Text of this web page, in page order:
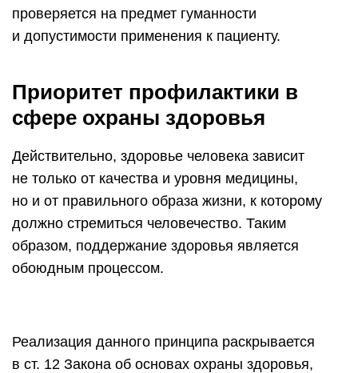
проверяется на предмет гуманности
и допустимости применения к пациенту.
Приоритет профилактики в
сфере охраны здоровья
Действительно, здоровье человека зависит
не только от качества и уровня медицины,
но и от правильного образа жизни, к которому
должно стремиться человечество. Таким
образом, поддержание здоровья является
обоюдным процессом.
Реализация данного принципа раскрывается
в ст. 12 Закона об основах охраны здоровья,